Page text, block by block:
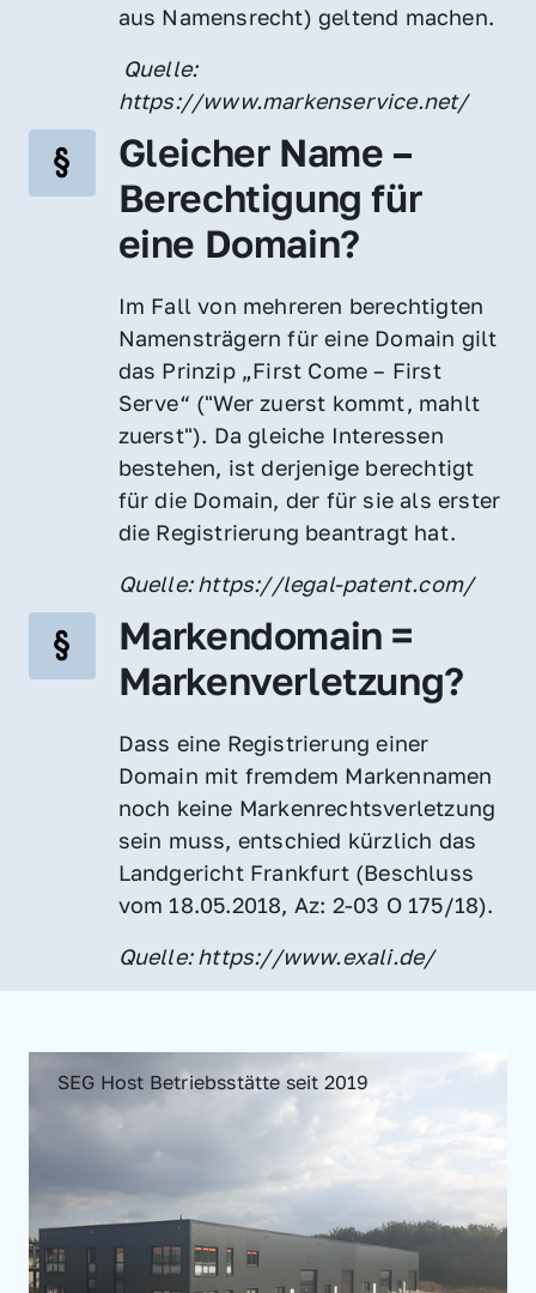
aus Namensrecht) geltend machen.
https://www.markenservice.net/
Gleicher Name –
Berechtigung für
eine Domain?
Im Fall von mehreren berechtigten
Namensträgern für eine Domain gilt
das Prinzip „First Come – First
Serve“ ("Wer zuerst kommt, mahlt
zuerst"). Da gleiche Interessen
bestehen, ist derjenige berechtigt
für die Domain, der für sie als erster
die Registrierung beantragt hat.
Quelle: https://legal-patent.com/
Markendomain =
Markenverletzung?
Dass eine Registrierung einer
Domain mit fremdem Markennamen
noch keine Markenrechtsverletzung
sein muss, entschied kürzlich das
Landgericht Frankfurt (Beschluss
vom 18.05.2018, Az: 2-03 O 175/18).
Quelle: https://www.exali.de/
SEG Host Betriebsstätte seit 2019